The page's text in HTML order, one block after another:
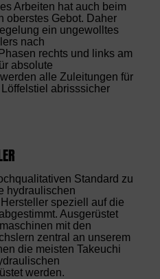
Arbeiten hat auch beim
oberstes Gebot. Daher
ein ungewolltes
nach
rechts und links am
absolute
alle Zuleitungen für
abrisssicher
Standard zu
hydraulischen
speziell auf die
Ausgerüstet
mit den
zentral an unserem
die meisten Takeuchi
werden.